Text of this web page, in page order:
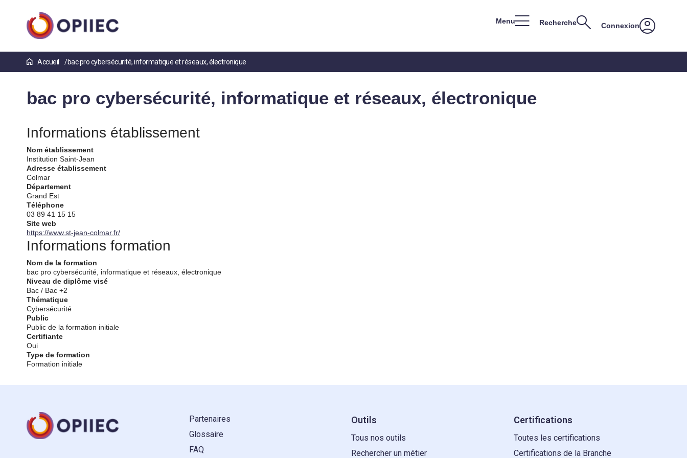
contenu
Menu Recherche Connexion
Accueil bac pro cybersécurité, informatique et réseaux, électronique
bac pro cybersécurité, informatique et réseaux, électronique
Informations établissement
Nom établissement
Institution Saint-Jean
Adresse établissement
Colmar
Département
Grand Est
Téléphone
03 89 41 15 15
Site web
https://www.st-jean-colmar.fr/
Informations formation
Nom de la formation
bac pro cybersécurité, informatique et réseaux, électronique
Niveau de diplôme visé
Bac / Bac +2
Thématique
Cybersécurité
Public
Public de la formation initiale
Certifiante
Oui
Type de formation
Formation initiale
Partenaires
Glossaire
FAQ
Outils
Tous nos outils
Rechercher un métier
Certifications
Toutes les certifications
Certifications de la Branche